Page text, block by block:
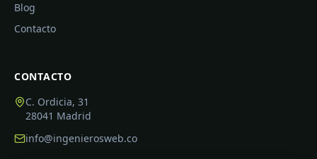
Blog
Contacto
CONTACTO
C. Ordicia, 31
28041 Madrid
info@ingenierosweb.co